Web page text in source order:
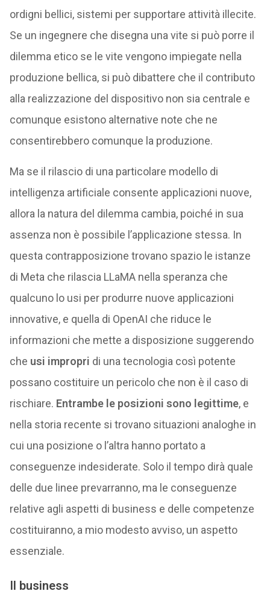
ordigni bellici, sistemi per supportare attività illecite.
Se un ingegnere che disegna una vite si può porre il
dilemma etico se le vite vengono impiegate nella
produzione bellica, si può dibattere che il contributo
alla realizzazione del dispositivo non sia centrale e
comunque esistono alternative note che ne
consentirebbero comunque la produzione.
Ma se il rilascio di una particolare modello di
intelligenza artificiale consente applicazioni nuove,
allora la natura del dilemma cambia, poiché in sua
assenza non è possibile l’applicazione stessa. In
questa contrapposizione trovano spazio le istanze
di Meta che rilascia LLaMA nella speranza che
qualcuno lo usi per produrre nuove applicazioni
innovative, e quella di OpenAI che riduce le
informazioni che mette a disposizione suggerendo
che usi impropri di una tecnologia così potente
possano costituire un pericolo che non è il caso di
rischiare. Entrambe le posizioni sono legittime, e
nella storia recente si trovano situazioni analoghe in
cui una posizione o l’altra hanno portato a
conseguenze indesiderate. Solo il tempo dirà quale
delle due linee prevarranno, ma le conseguenze
relative agli aspetti di business e delle competenze
costituiranno, a mio modesto avviso, un aspetto
essenziale.
Il business